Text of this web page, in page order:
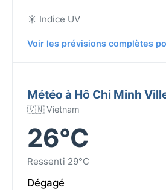
☀️ Indice UV
Voir les prévisions complètes
Météo à Hô Chi Minh
🇻🇳 Vietnam
26°C
Ressenti 29°C
Dégagé